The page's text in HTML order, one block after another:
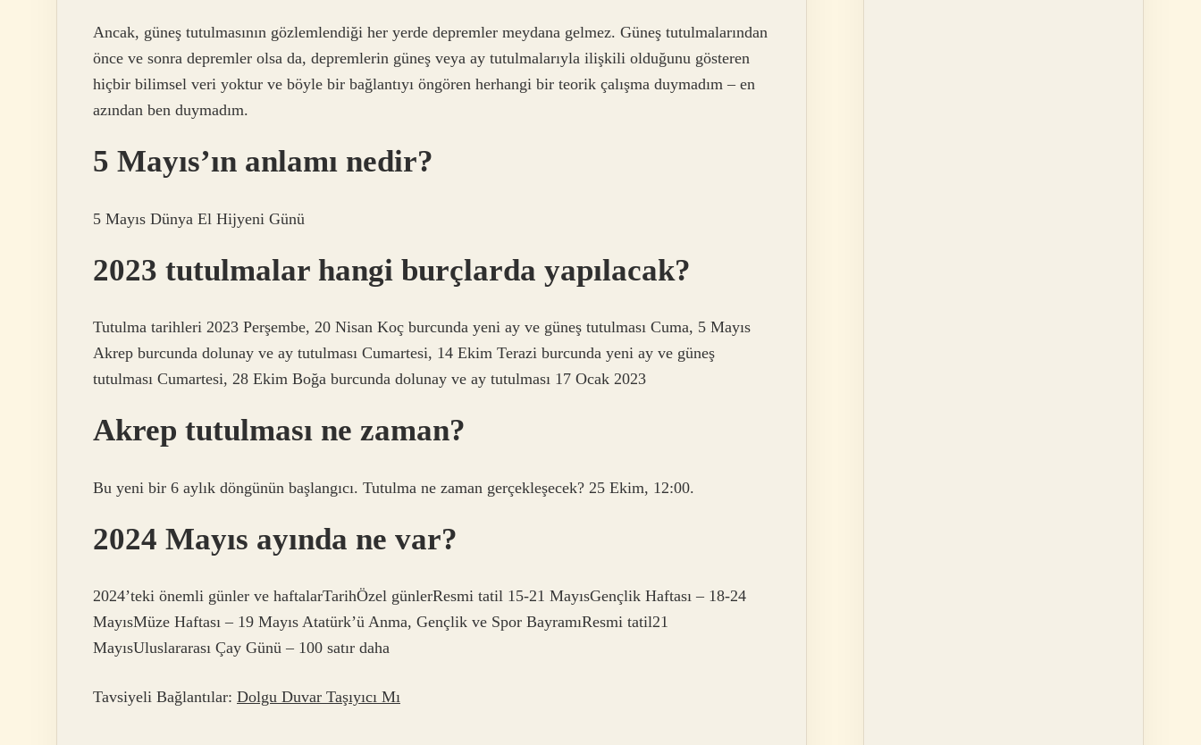
Ancak, güneş tutulmasının gözlemlendiği her yerde depremler meydana gelmez. Güneş tutulmalarından
önce ve sonra depremler olsa da, depremlerin güneş veya ay tutulmalarıyla ilişkili olduğunu gösteren
hiçbir bilimsel veri yoktur ve böyle bir bağlantıyı öngören herhangi bir teorik çalışma duymadım – en
azından ben duymadım.
5 Mayıs’ın anlamı nedir?
5 Mayıs Dünya El Hijyeni Günü
2023 tutulmalar hangi burçlarda yapılacak?
Tutulma tarihleri ​​2023 Perşembe, 20 Nisan Koç burcunda yeni ay ve güneş tutulması Cuma, 5 Mayıs
Akrep burcunda dolunay ve ay tutulması Cumartesi, 14 Ekim Terazi burcunda yeni ay ve güneş
tutulması Cumartesi, 28 Ekim Boğa burcunda dolunay ve ay tutulması 17 Ocak 2023
Akrep tutulması ne zaman?
Bu yeni bir 6 aylık döngünün başlangıcı. Tutulma ne zaman gerçekleşecek? 25 Ekim, 12:00.
2024 Mayıs ayında ne var?
2024’teki önemli günler ve haftalarTarihÖzel günlerResmi tatil 15-21 MayısGençlik Haftası – 18-24
MayısMüze Haftası – 19 Mayıs Atatürk’ü Anma, Gençlik ve Spor BayramıResmi tatil21
MayısUluslararası Çay Günü – 100 satır daha
Tavsiyeli Bağlantılar: Dolgu Duvar Taşıyıcı Mı